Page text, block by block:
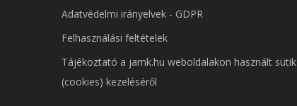
Adatvédelmi irányelvek - GDPR
Felhasználási feltételek
Tájékoztató a jamk.hu weboldalakon használt sütik
(cookies) kezeléséről